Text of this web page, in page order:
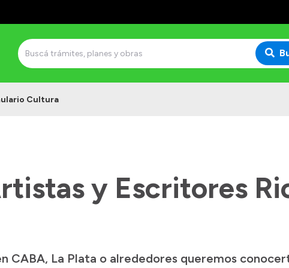
Cultura
y Escritores
CABA, La Plata o alrededores queremos